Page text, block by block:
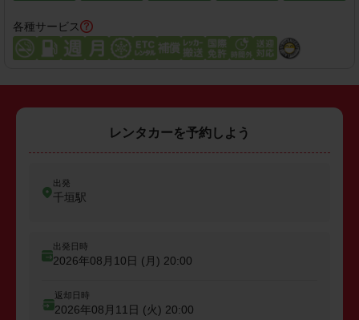
各種サービス
レンタカーを予約しよう
出発
千垣駅
出発日時
2026年08月10日 (月) 20:00
返却日時
2026年08月11日 (火) 20:00